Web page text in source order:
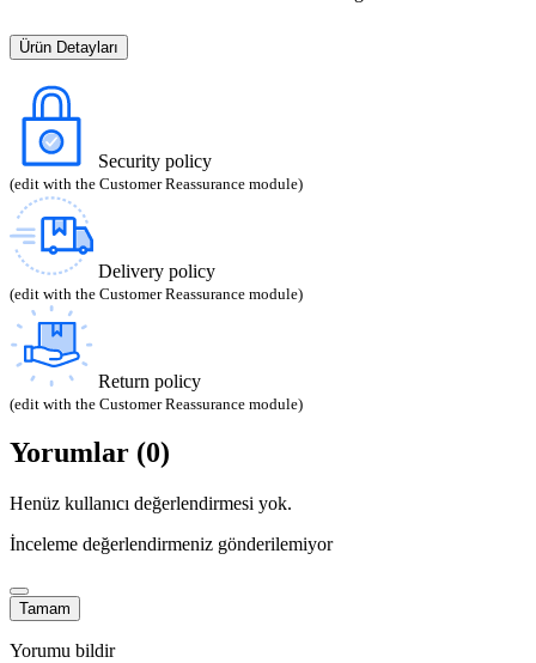
Ürün Detayları
Security policy
(edit with the Customer Reassurance module)
Delivery policy
(edit with the Customer Reassurance module)
Return policy
(edit with the Customer Reassurance module)
Yorumlar (0)
Henüz kullanıcı değerlendirmesi yok.
İnceleme değerlendirmeniz gönderilemiyor
Tamam
Yorumu bildir